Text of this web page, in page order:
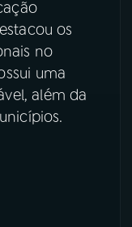
os
no
uma
além da